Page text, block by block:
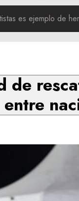
es ejemplo de
de
entre